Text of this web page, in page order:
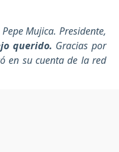
Mujica. Presidente,
querido. Gracias por
en su cuenta de la red